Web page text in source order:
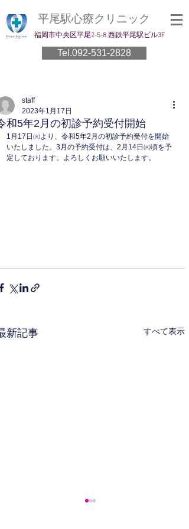
平尾駅心療クリニック
​福岡市中央区平尾2-5-8 西鉄平尾駅ビル3F
Tel.092-531-2828
和5年2月の初診予約受付開始
staff
2023年1月17日
1月17日㈫より、令和5年2月の初診予約受付を開始
いたしました。3月の予約受付は、2月14日㈫頃を予
定しております。よろしくお願いいたします。
新記事 すべて表示